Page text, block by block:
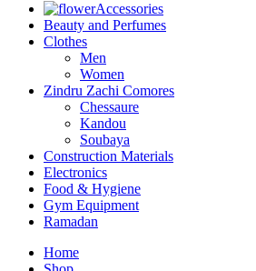
Accessories
Beauty and Perfumes
Clothes
Men
Women
Zindru Zachi Comores
Chessaure
Kandou
Soubaya
Construction Materials
Electronics
Food & Hygiene
Gym Equipment
Ramadan
Home